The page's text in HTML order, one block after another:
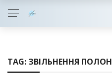
TAG: ЗВІЛЬНЕННЯ